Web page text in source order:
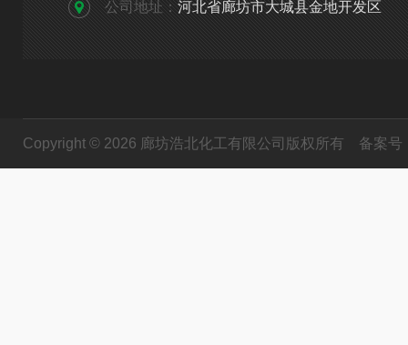
公司地址： 河北省廊坊市大城县金地开发区
Copyright © 2026 廊坊浩北化工有限公司版权所有 备案号